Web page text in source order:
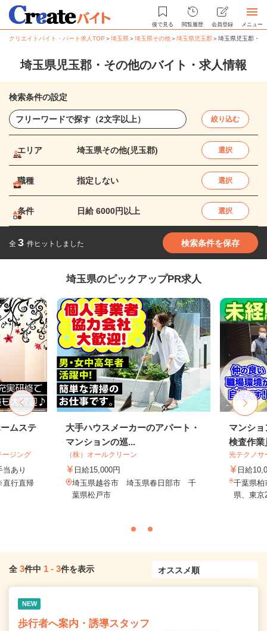
後で見る 閲覧履歴 会員登録 メニュー
クリエイトバイト・パート求人TOP ＞埼玉県＞埼玉県その他＞埼玉県児玉郡＞埼玉県児玉郡・
埼玉県児玉郡・その他のバイト・求人情報
検索条件の設定
絞り込む
エリア 埼玉県その他(児玉郡) 選択
職種 指定しない 選択
条件 日給 6000円以上 選択
全 3 件ヒットしました 検索条件を保存
埼玉県のピックアップPR求人
ムステ
ージング
あり
行直帰
大手ハウスメーカーのアパート・
マンションの巡...
（株）オールクリーン
日給15,000円
埼玉県越谷市 埼玉県春日部市 千
葉県松戸市
マンシ
検査作業
光テクノサ
日給
千葉県柏
県、東
全 3件中 1 - 3件を表示
NEW
歩行者へ案内・誘導スタッフ